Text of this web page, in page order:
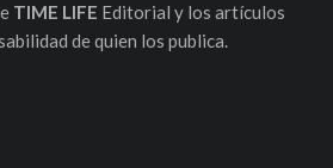
TIME LIFE Editorial y los artículos
de quien los publica.